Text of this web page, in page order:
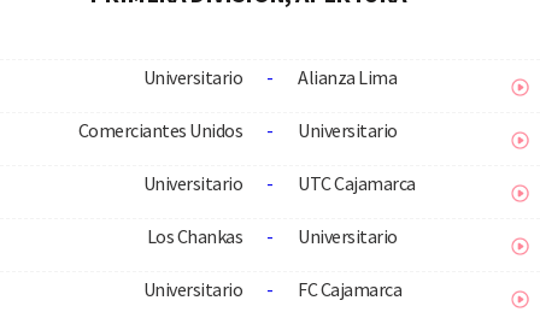
Universitario - Alianza Lima
Comerciantes Unidos - Universitario
Universitario - UTC Cajamarca
Los Chankas - Universitario
Universitario - FC Cajamarca